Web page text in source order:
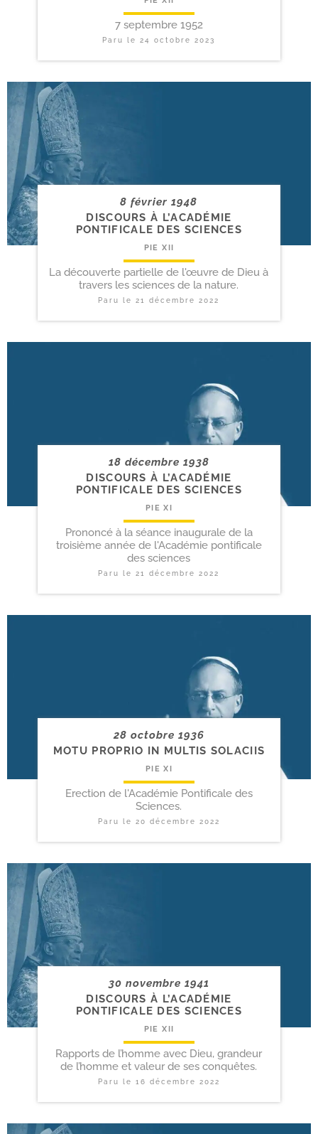
7 septembre 1952
Paru le24 octobre 2023
8 février 1948
DISCOURS À L’ACADÉMIE
PONTIFICALE DES SCIENCES
PIE XII
La découverte partielle de l'œuvre de Dieu à
travers les sciences de la nature.
Paru le21 décembre 2022
18 décembre 1938
DISCOURS À L’ACADÉMIE
PONTIFICALE DES SCIENCES
PIE XI
Prononcé à la séance inaugurale de la
troisième année de l'Académie pontificale
des sciences
Paru le21 décembre 2022
28 octobre 1936
MOTU PROPRIO IN MULTIS SOLACIIS
PIE XI
Erection de l'Académie Pontificale des
Sciences.
Paru le 20 décembre 2022
30 novembre 1941
DISCOURS À L’ACADÉMIE
PONTIFICALE DES SCIENCES
PIE XII
Rapports de l’homme avec Dieu, grandeur
de l’homme et valeur de ses conquêtes.
Paru le 16 décembre 2022